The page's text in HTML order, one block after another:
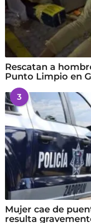
Rescatan a
Punto Limpio en
3
Mujer cae de
resulta